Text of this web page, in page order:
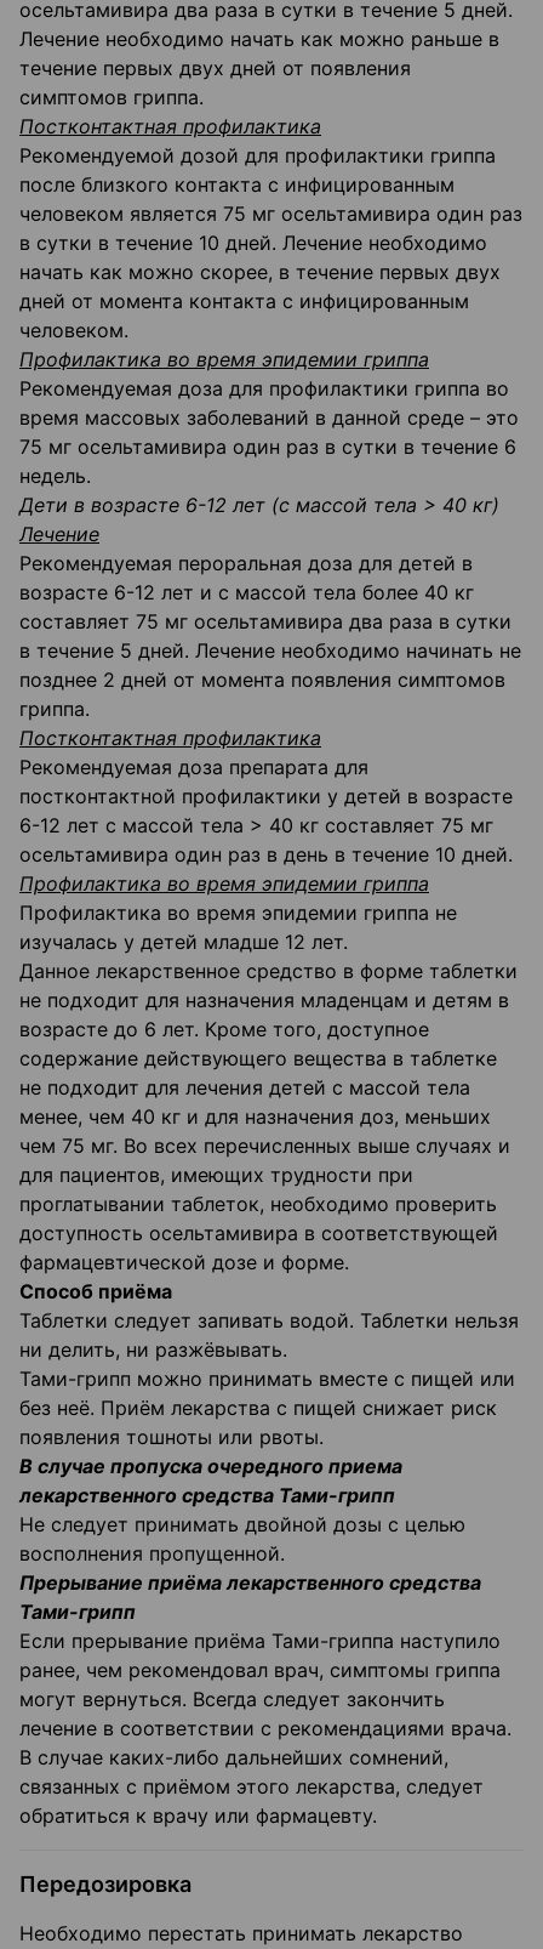
осельтамивира два раза в сутки в течение 5 дней.
Лечение необходимо начать как можно раньше в
течение первых двух дней от появления
симптомов гриппа.
Постконтактная профилактика
Рекомендуемой дозой для профилактики гриппа
после близкого контакта с инфицированным
человеком является 75 мг осельтамивира один раз
в сутки в течение 10 дней. Лечение необходимо
начать как можно скорее, в течение первых двух
дней от момента контакта с инфицированным
человеком.
Профилактика во время эпидемии гриппа
Рекомендуемая доза для профилактики гриппа во
время массовых заболеваний в данной среде – это
75 мг осельтамивира один раз в сутки в течение 6
недель.
Дети в возрасте 6-12 лет (с массой тела > 40 кг)
Лечение
Рекомендуемая пероральная доза для детей в
возрасте 6-12 лет и с массой тела более 40 кг
составляет 75 мг осельтамивира два раза в сутки
в течение 5 дней. Лечение необходимо начинать не
позднее 2 дней от момента появления симптомов
гриппа.
Постконтактная профилактика
Рекомендуемая доза препарата для
постконтактной профилактики у детей в возрасте
6-12 лет с массой тела > 40 кг составляет 75 мг
осельтамивира один раз в день в течение 10 дней.
Профилактика во время эпидемии гриппа
Профилактика во время эпидемии гриппа не
изучалась у детей младше 12 лет.
Данное лекарственное средство в форме таблетки
не подходит для назначения младенцам и детям в
возрасте до 6 лет. Кроме того, доступное
содержание действующего вещества в таблетке
не подходит для лечения детей с массой тела
менее, чем 40 кг и для назначения доз, меньших
чем 75 мг. Во всех перечисленных выше случаях и
для пациентов, имеющих трудности при
проглатывании таблеток, необходимо проверить
доступность осельтамивира в соответствующей
фармацевтической дозе и форме.
Способ приёма
Таблетки следует запивать водой. Таблетки нельзя
ни делить, ни разжёвывать.
Тами-грипп можно принимать вместе с пищей или
без неё. Приём лекарства с пищей снижает риск
появления тошноты или рвоты.
В случае пропуска очередного приема
лекарственного средства Тами-грипп
Не следует принимать двойной дозы с целью
восполнения пропущенной.
Прерывание приёма лекарственного средства
Тами-грипп
Если прерывание приёма Тами-гриппа наступило
ранее, чем рекомендовал врач, симптомы гриппа
могут вернуться. Всегда следует закончить
лечение в соответствии с рекомендациями врача.
В случае каких-либо дальнейших сомнений,
связанных с приёмом этого лекарства, следует
обратиться к врачу или фармацевту.
Передозировка
Необходимо перестать принимать лекарство